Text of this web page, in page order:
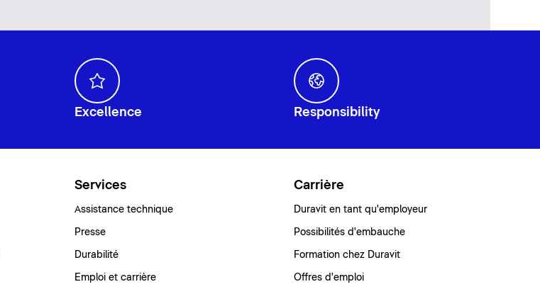
Excellence Responsibility
Services
Assistance technique
Presse
Durabilité
Emploi et carrière
Carrière
Duravit en tant qu'employeur
Possibilités d'embauche
Formation chez Duravit
Offres d'emploi